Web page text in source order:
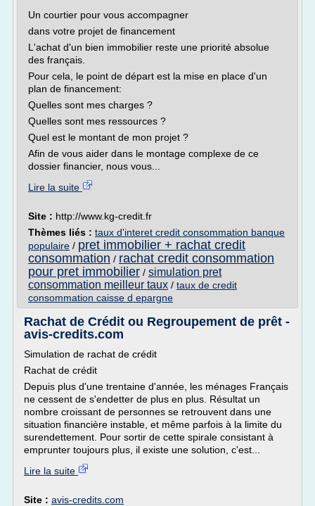
Un courtier pour vous accompagner
dans votre projet de financement
L'achat d'un bien immobilier reste une priorité absolue
des français.
Pour cela, le point de départ est la mise en place d'un
plan de financement:
Quelles sont mes charges ?
Quelles sont mes ressources ?
Quel est le montant de mon projet ?
Afin de vous aider dans le montage complexe de ce
dossier financier, nous vous...
Lire la suite
Site : http://www.kg-credit.fr
Thèmes liés : taux d'interet credit consommation banque
populaire / pret immobilier + rachat credit
consommation / rachat credit consommation
pour pret immobilier / simulation pret
consommation meilleur taux / taux de credit
consommation caisse d epargne
Rachat de Crédit ou Regroupement de prêt -
avis-credits.com
Simulation de rachat de crédit
Rachat de crédit
Depuis plus d'une trentaine d'année, les ménages Français
ne cessent de s'endetter de plus en plus. Résultat un
nombre croissant de personnes se retrouvent dans une
situation financière instable, et même parfois à la limite du
surendettement. Pour sortir de cette spirale consistant à
emprunter toujours plus, il existe une solution, c'est...
Lire la suite
Site : avis-credits.com